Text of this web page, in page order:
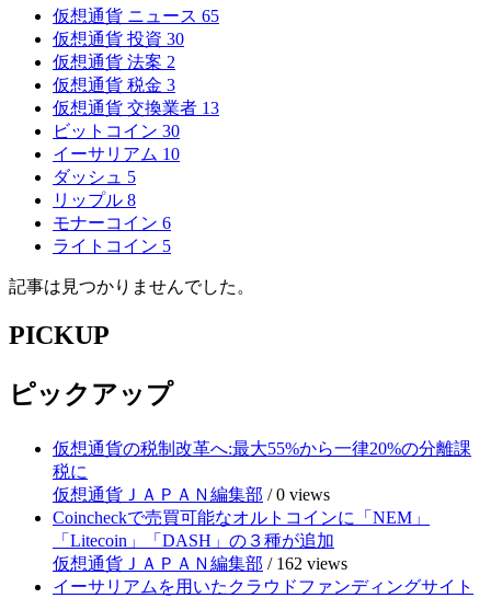
仮想通貨 ニュース 65
仮想通貨 投資 30
仮想通貨 法案 2
仮想通貨 税金 3
仮想通貨 交換業者 13
ビットコイン 30
イーサリアム 10
ダッシュ 5
リップル 8
モナーコイン 6
ライトコイン 5
記事は見つかりませんでした。
PICKUP
ピックアップ
仮想通貨の税制改革へ:最大55%から一律20%の分離課
税に
仮想通貨ＪＡＰＡＮ編集部 /0 views
Coincheckで売買可能なオルトコインに「NEM」
「Litecoin」「DASH」の３種が追加
仮想通貨ＪＡＰＡＮ編集部 / 162 views
イーサリアムを用いたクラウドファンディングサイト